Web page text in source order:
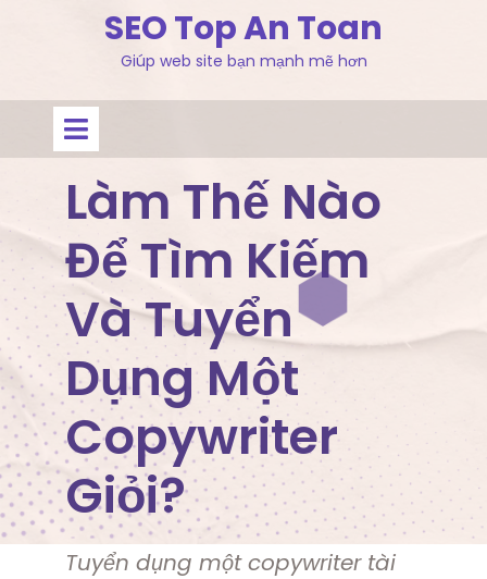
SEO Top An Toan
Giúp web site bạn mạnh mẽ hơn
Open
Làm Thế Nào
Để Tìm Kiếm
Và Tuyển
Dụng Một
Copywriter
Giỏi?
Tuyển dụng một copywriter tài